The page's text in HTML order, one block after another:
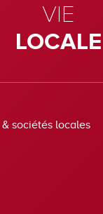
VIE
LOCALE
sociétés locales